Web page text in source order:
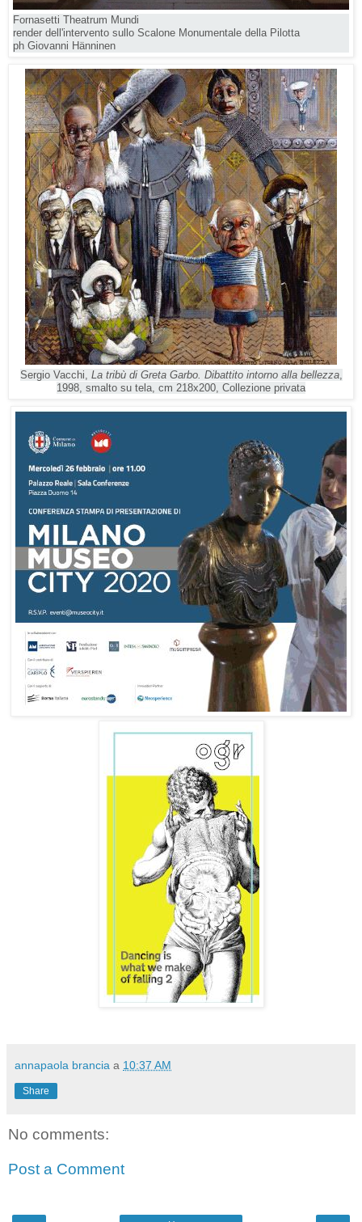
Fornasetti Theatrum Mundi
render dell'intervento sullo Scalone Monumentale della Pilotta
ph Giovanni Hänninen
Sergio Vacchi, La tribù di Greta Garbo. Dibattito intorno alla bellezza,
1998, smalto su tela, cm 218x200, Collezione privata
annapaola brancia a 10:37 AM
Share
No comments:
Post a Comment